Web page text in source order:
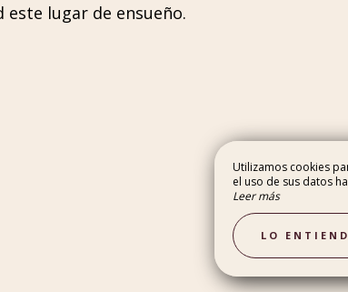
lugar de ensueño.
Utilizamos cookies
el uso de sus datos
Leer más
LO